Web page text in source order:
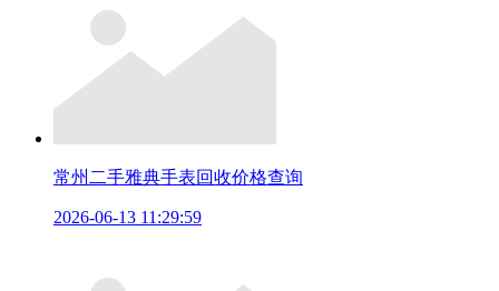
常州二手雅典手表回收价格查询
2026-06-13 11:29:59